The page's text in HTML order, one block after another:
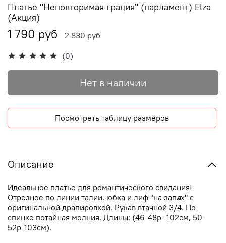
(0)
Платье "Неповторимая грация" (парламент) Elza
(Акция)
1 790 руб 2 830 руб
Нет в наличии
Посмотреть таблицу размеров
Описание
Идеальное платье для романтического свидания!
Отрезное по линии талии, юбка и лиф "на запах" с
оригинальной драпировкой. Рукав втачной 3/4. По
спинке потайная молния. Длины: (46-48р- 102см, 50-
52р-103см).